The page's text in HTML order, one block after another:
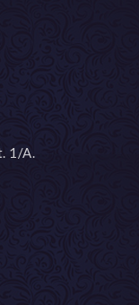
1/A.